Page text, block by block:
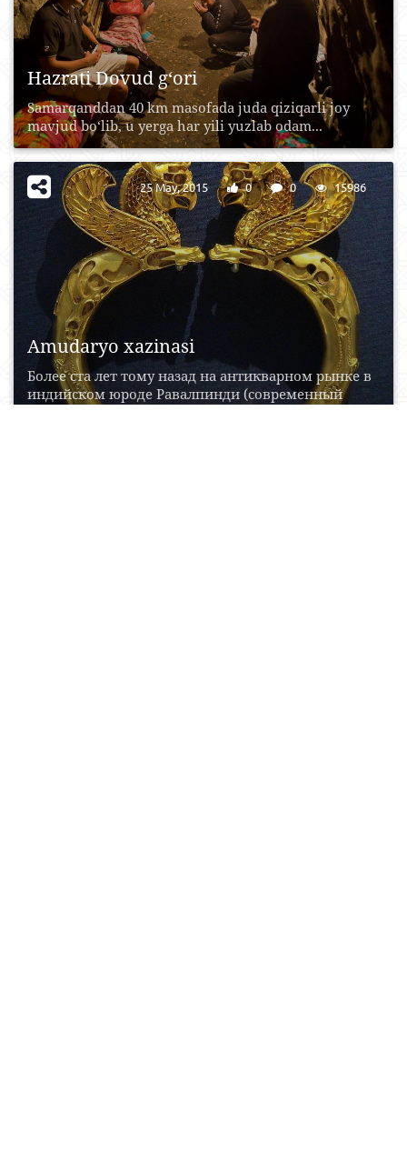
Hazrati Dovud g‘ori
Samarqanddan 40 km masofada juda qiziqarli joy
mavjud bo‘lib, u yerga har yili yuzlab odam...
Amudaryo xazinasi
Более ста лет тому назад на антикварном рынке в
индийском юроде Равалпинди (современный
25 May, 2015 0 0 15986